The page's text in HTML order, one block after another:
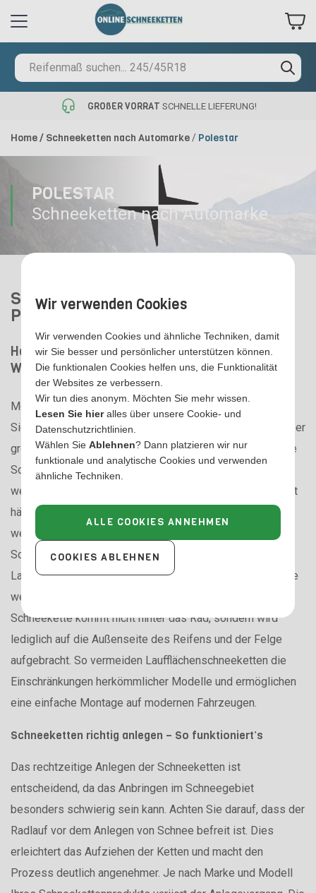
GROßER VORRATSCHNELLE LIEFERUNG!
Home/ Schneeketten nach Automarke / Polestar
POLESTAR
Schneeketten nach Automarke
Schneeketten für verschiedene
Polestar Modelle
Herkömmliche oder Laufflächenschneeketten –
Was ist der Unterschied?
Moderne Fahrzeuge sind zunehmend mit fortschrittlichen
Sicherheitssystemen ausgestattet und verfügen häufig über
größere Felgen und Reifen. Dadurch können herkömmliche
Schneeketten in vielen Fahrzeugen nicht mehr montiert
werden. In der Bedienungsanleitung Ihres Fahrzeugs steht
häufig der Hinweis „Schneeketten nicht möglich“, und es
werden spezifische Reifengrößen genannt, bei denen
Schneeketten montiert werden dürfen.
Laufflächenschneeketten bieten eine moderne Lösung. Sie
werden nach einem anderen Prinzip montiert: Die
Schneekette kommt nicht hinter das Rad, sondern wird
lediglich auf die Außenseite des Reifens und der Felge
aufgebracht. So vermeiden Laufflächenschneeketten die
Einschränkungen herkömmlicher Modelle und ermöglichen
eine einfache Montage auf modernen Fahrzeugen.
Schneeketten richtig anlegen – So funktioniert’s
Das rechtzeitige Anlegen der Schneeketten ist
entscheidend, da das Anbringen im Schneegebiet
besonders schwierig sein kann. Achten Sie darauf, dass der
Radlauf vor dem Anlegen von Schnee befreit ist. Dies
erleichtert das Aufziehen der Ketten und macht den
Prozess deutlich angenehmer. Je nach Marke und Modell
Wir verwenden Cookies
Wir verwenden Cookies und ähnliche Techniken, damit
wir Sie besser und persönlicher unterstützen können.
Die funktionalen Cookies helfen uns, die Funktionalität
der Websites ze verbessern.
Wir tun dies anonym. Möchten Sie mehr wissen.
Lesen Sie hieralles über unsere Cookie- und
Datenschutzrichtlinien.
Wählen Sie Ablehnen? Dann platzieren wir nur
funktionale und analytische Cookies und verwenden
ähnliche Techniken.
ALLE COOKIES ANNEHMEN
COOKIES ABLEHNEN